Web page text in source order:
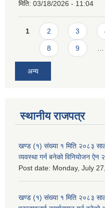
मिति: 03/18/2026 - 11:04
Pages
1 2 3
8 9
अन्य
स्थानीय राजपत्र
खण्ड (१) संख्या १ मिति २०८३
व्यवस्था गर्न बनेको विनियोजन ऐन
Post date: Monday, July
खण्ड (१) संख्या १ मिति २०८३ साल